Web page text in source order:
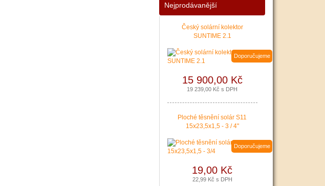
Nejprodávanější
Český solární kolektor
SUNTIME 2.1
Doporučujeme
15 900,00 Kč
19 239,00 Kč s DPH
Ploché těsnění solár S11
15x23,5x1,5 - 3 / 4"
Doporučujeme
19,00 Kč
22,99 Kč s DPH